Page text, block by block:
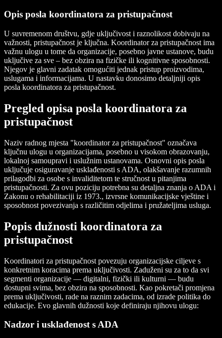
Opis posla koordinatora za pristupačnost
U suvremenom društvu, gdje uključivost i raznolikost dobivaju na
važnosti, pristupačnost je ključna. Koordinator za pristupačnost ima
važnu ulogu u tome da organizacije, posebno javne ustanove, budu
uključive za sve – bez obzira na fizičke ili kognitivne sposobnosti.
Njegov je glavni zadatak omogućiti jednak pristup proizvodima,
uslugama i informacijama. U nastavku donosimo detaljniji opis
posla koordinatora za pristupačnost.
Pregled opisa posla koordinatora za
pristupačnost
Naziv radnog mjesta "koordinator za pristupačnost" označava
ključnu ulogu u organizacijama, posebno u visokom obrazovanju,
lokalnoj samoupravi i uslužnim ustanovama. Osnovni opis posla
uključuje osiguravanje usklađenosti s ADA, olakšavanje razumnih
prilagodbi za osobe s invaliditetom te stručnost u pitanjima
pristupačnosti. Za ovu poziciju potrebna su detaljna znanja o ADA i
Zakonu o rehabilitaciji iz 1973., izvrsne komunikacijske vještine i
sposobnost povezivanja s različitim odjelima i pružateljima usluga.
Popis dužnosti koordinatora za
pristupačnost
Koordinatori za pristupačnost povezuju organizacijske ciljeve s
konkretnim koracima prema uključivosti. Zaduženi su za to da svi
segmenti organizacije — digitalni, fizički ili kulturni — budu
dostupni svima, bez obzira na sposobnosti. Kao pokretači promjena
prema uključivosti, rade na raznim zadacima, od izrade politika do
edukacije. Evo glavnih dužnosti koje definiraju njihovu ulogu:
Nadzor i usklađenost s ADA